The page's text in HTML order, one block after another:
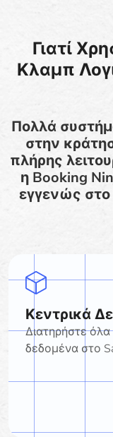
Γιατί
Κλαμπ
Πολλά
στην
πλήρης
η Booking
εγγενώς στο
Κεντρικά
Διατηρήστε όλα
δεδομένα στο